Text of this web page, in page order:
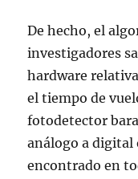
De hecho, el
investigadores
hardware
el tiempo de
fotodetector
análogo a
encontrado en